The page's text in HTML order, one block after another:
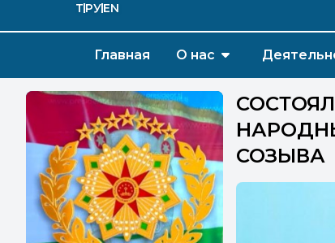
ТҶ РУEN
Главная О нас
СОЗЫВА